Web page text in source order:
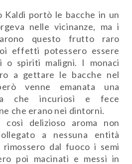
Kaldi portò le bacche in un
nelle vicinanze, ma i
questo frutto raro
effetti potessero essere
o spiriti maligni. I monaci
a gettare le bacche nel
venne emanata una
che incuriosì e fece
che erano nei dintorni.
così delizioso aroma non
a nessuna entità
rimossero dal fuoco i semi
poi macinati e messi in